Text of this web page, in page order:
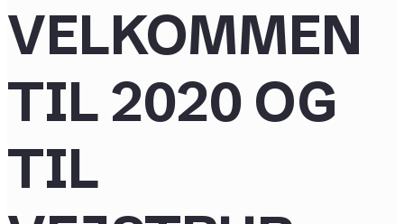
VELKOMMEN
TIL 2020 OG
TIL